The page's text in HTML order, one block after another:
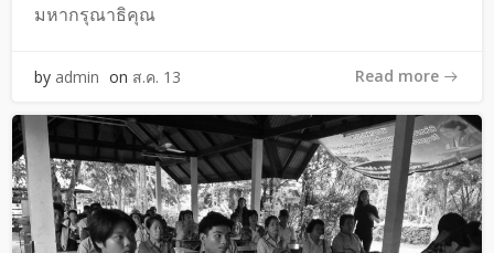
มหากรุณาธิคุณ
by admin on ส.ค. 13 Read more